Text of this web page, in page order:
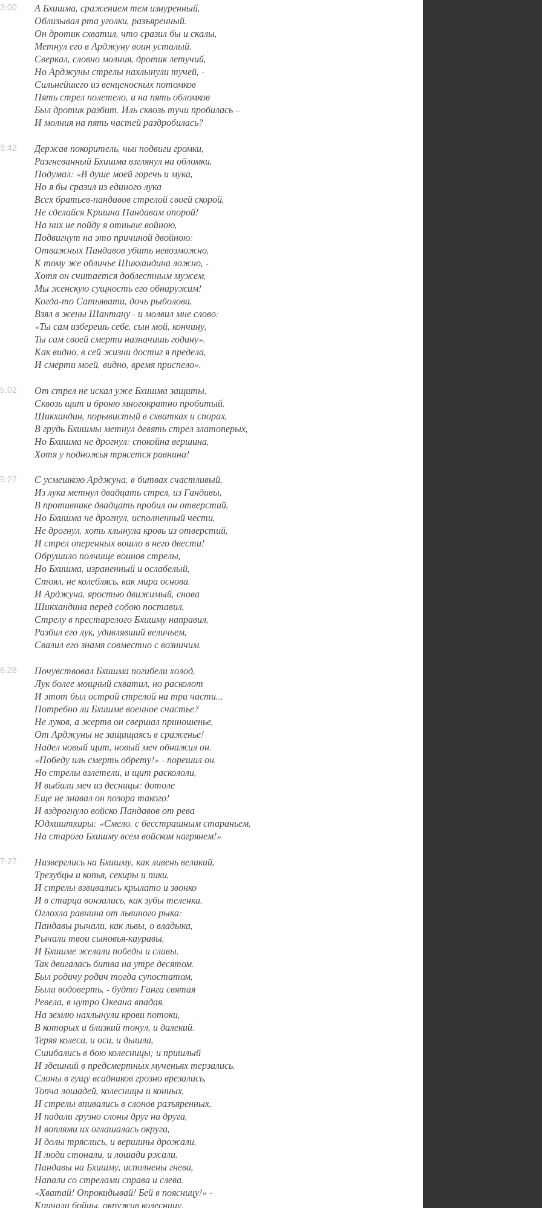
А Бхишма, сражением тем изнуренный,
Облизывал рта уголки, разъяренный.
Он дротик схватил, что сразил бы и скалы,
Метнул его в Арджуну воин усталый.
Сверкал, словно молния, дротик летучий,
Но Арджуны стрелы нахлынули тучей, -
Сильнейшего из венценосных потомков
Пять стрел полетело, и на пять обломков
Был дротик разбит. Иль сквозь тучи пробилась –
И молния на пять частей раздробилась?
Держав покоритель, чьи подвиги громки,
Разгневанный Бхишма взглянул на обломки,
Подумал: «В душе моей горечь и мука,
Но я бы сразил из единого лука
Всех братьев-пандавов стрелой своей скорой,
Не сделайся Кришна Пандавам опорой!
На них не пойду я отныне войною,
Подвигнут на это причиной двойною:
Отважных Пандавов убить невозможно,
К тому же обличье Шикхандина ложно, -
Хотя он считается доблестным мужем,
Мы женскую сущность его обнаружим!
Когда-то Сатьявати, дочь рыболова,
Взял в жены Шантану - и молвил мне слово:
«Ты сам изберешь себе, сын мой, кончину,
Ты сам своей смерти назначишь годину».
Как видно, в сей жизни достиг я предела,
И смерти моей, видно, время приспело».
От стрел не искал уже Бхишма защиты,
Сквозь щит и броню многократно пробитый.
Шикхандин, порывистый в схватках и спорах,
В грудь Бхишмы метнул девять стрел златоперых,
Но Бхишма не дрогнул: спокойна вершина,
Хотя у подножья трясется равнина!
С усмешкою Арджуна, в битвах счастливый,
Из лука метнул двадцать стрел, из Гандивы,
В противнике двадцать пробил он отверстий,
Но Бхишма не дрогнул, исполненный чести,
Не дрогнул, хоть хлынула кровь из отверстий,
И стрел оперенных вошло в него двести!
Обрушило полчище воинов стрелы,
Но Бхишма, израненный и ослабелый,
Стоял, не колеблясь, как мира основа.
И Арджуна, яростью движимый, снова
Шикхандина перед собою поставил,
Стрелу в престарелого Бхишму направил,
Разбил его лук, удивлявший величьем,
Свалил его знамя совместно с возничим.
Почувствовал Бхишма погибели холод,
Лук более мощный схватил, но расколот
И этот был острой стрелой на три части...
Потребно ли Бхишме военное счастье?
Не луков, а жертв он свершал приношенье,
От Арджуны не защищаясь в сраженье!
Надел новый щит, новый меч обнажил он.
«Победу иль смерть обрету!» - порешил он.
Но стрелы взлетели, и щит раскололи,
И выбили меч из десницы: дотоле
Еще не знавал он позора такого!
И вздрогнуло войско Пандавов от рева
Юдхиштхиры: «Смело, с бесстрашным стараньем,
На старого Бхишму всем войском нагрянем!»
Низверглись на Бхишму, как ливень великий,
Трезубцы и копья, секиры и пики,
И стрелы взвивались крылато и звонко
И в старца вонзались, как зубы теленка.
Оглохла равнина от львиного рыка:
Пандавы рычали, как львы, о владыка,
Рычали твои сыновья-кауравы,
И Бхишме желали победы и славы.
Так двигалась битва на утре десятом.
Был родичу родич тогда супостатом,
Была водоверть, - будто Ганга святая
Ревела, в нутро Океана впадая.
На землю нахлынули крови потоки,
В которых и близкий тонул, и далекий.
Теряя колеса, и оси, и дышла,
Сшибались в бою колесницы; и пришлый
И здешний в предсмертных мученьях терзались.
Слоны в гущу всадников грозно врезались,
Топча лошадей, колесницы и конных,
И стрелы впивались в слонов разъяренных,
И падали грузно слоны друг на друга,
И воплями их оглашалась округа,
И долы тряслись, и вершины дрожали,
И люди стонали, и лошади ржали.
Пандавы на Бхишму, исполнены гнева,
Напали со стрелами справа и слева.
«Хватай! Опрокидывай! Бей в поясницу!» -
Кричали бойцы, окружив колесницу.